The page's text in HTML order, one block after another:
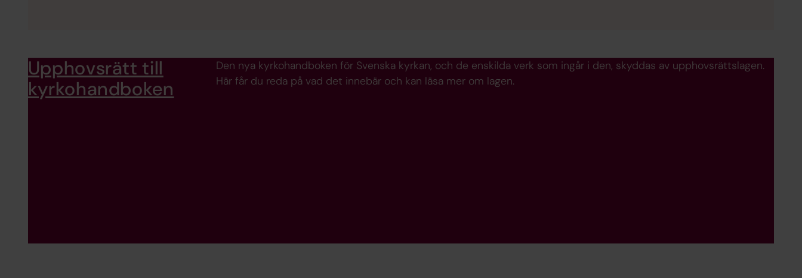
Upphovsrätt till
kyrkohandboken
Den nya kyrkohandboken för Svenska kyrkan, och de enskilda verk som ingår i den, skyddas av upphovsrättslagen.
Här får du reda på vad det innebär och kan läsa mer om lagen.